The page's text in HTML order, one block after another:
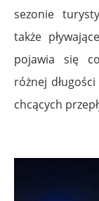
sezonie
także
pojawia się
różnej
chcących